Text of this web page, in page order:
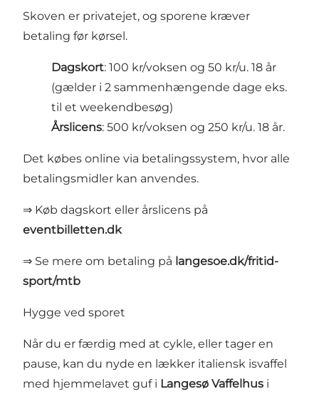
Skoven er privatejet, og sporene kræver
betaling før kørsel.
Dagskort: 100 kr/voksen og 50 kr/u. 18 år
(gælder i 2 sammenhængende dage eks.
til et weekendbesøg)
Årslicens: 500 kr/voksen og 250 kr/u. 18 år.
Det købes online via betalingssystem, hvor alle
betalingsmidler kan anvendes.
⇒ Køb dagskort eller årslicens på
eventbilletten.dk
⇒ Se mere om betaling på langesoe.dk/fritid-
sport/mtb
Hygge ved sporet
Når du er færdig med at cykle, eller tager en
pause, kan du nyde en lækker italiensk isvaffel
med hjemmelavet guf i Langesø Vaffelhus i